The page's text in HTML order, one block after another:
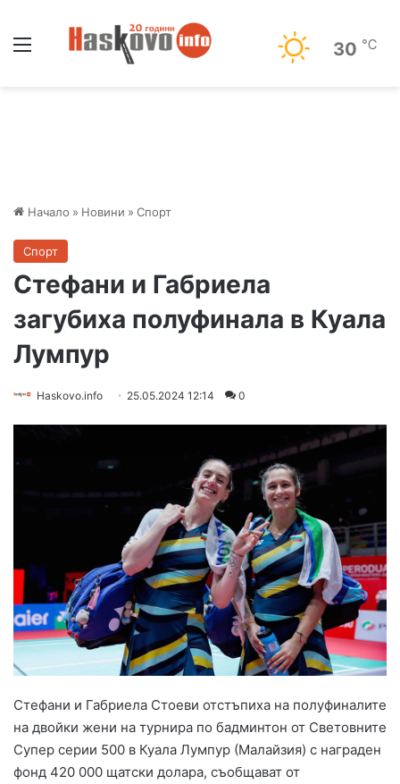
30 ℃
Начало » Новини » Спорт
Спорт
Стефани и Габриела
загубиха полуфинала в Куала
Лумпур
Haskovo.info 25.05.2024 12:14 0
Стефани и Габриела Стоеви отстъпиха на полуфиналите
на двойки жени на турнира по бадминтон от Световните
Супер серии 5️0️0️ в Куала Лумпур (Малайзия) с награден
фонд 420 000 щатски долара, съобщават от